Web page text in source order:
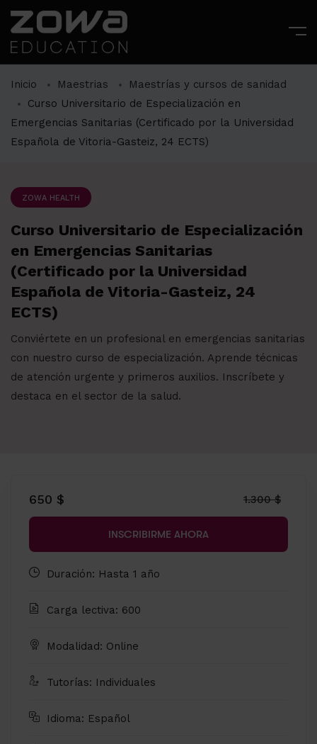
Inicio Maestrias
Maestrías y cursos de sanidad
Curso Universitario de Especialización en
Emergencias Sanitarias (Certificado por la Universidad
Española de Vitoria-Gasteiz, 24 ECTS)
ZOWA HEALTH
Curso Universitario de Especialización
en Emergencias Sanitarias
(Certificado por la Universidad
Española de Vitoria-Gasteiz, 24
ECTS)
Conviértete en un profesional en emergencias sanitarias
con nuestro curso de especialización. Aprende técnicas
de atención urgente y primeros auxilios. Inscríbete y
destaca en el sector de la salud.
650 $ 1.300 $
INSCRIBIRME AHORA
Duración: Hasta 1 año
Carga lectiva: 600
Modalidad: Online
Tutorías: Individuales
Idioma: Español